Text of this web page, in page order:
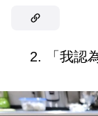
2. 「我認